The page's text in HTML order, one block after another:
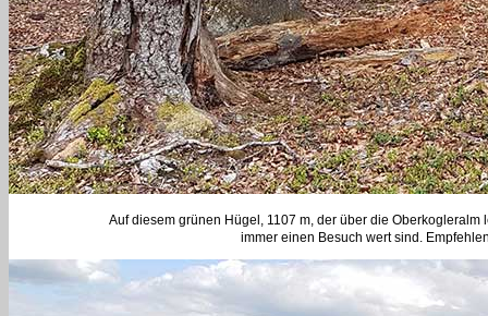
Auf diesem grünen Hügel, 1107 m, der über die
immer einen Besuch wert sind.